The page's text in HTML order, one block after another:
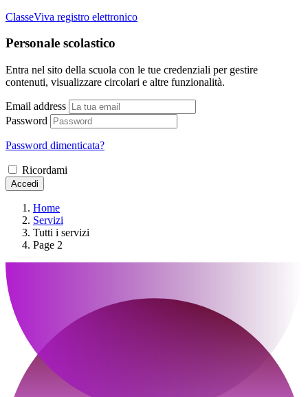
ClasseViva registro elettronico
Personale scolastico
Entra nel sito della scuola con le tue credenziali per gestire
contenuti, visualizzare circolari e altre funzionalità.
Email address
Password
Password dimenticata?
Ricordami
Accedi
Home
Servizi
Tutti i servizi
Page 2